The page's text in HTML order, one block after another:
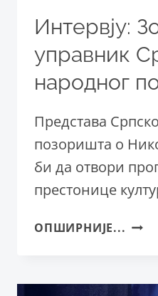
Интервју:
управник
народног
Представа
позоришта о
би да отвори
престонице
ОПШИРНИЈЕ...